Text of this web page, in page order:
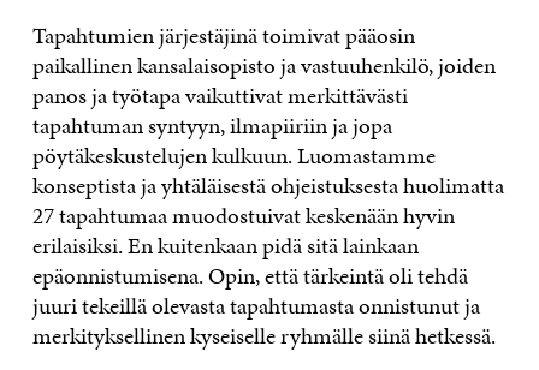
Tapahtumien järjestäjinä toimivat pääosin
paikallinen kansalaisopisto ja vastuuhenkilö, joiden
panos ja työtapa vaikuttivat merkittävästi
tapahtuman syntyyn, ilmapiiriin ja jopa
pöytäkeskustelujen kulkuun. Luomastamme
konseptista ja yhtäläisestä ohjeistuksesta huolimatta
27 tapahtumaa muodostuivat keskenään hyvin
erilaisiksi. En kuitenkaan pidä sitä lainkaan
epäonnistumisena. Opin, että tärkeintä oli tehdä
juuri tekeillä olevasta tapahtumasta onnistunut ja
merkityksellinen kyseiselle ryhmälle siinä hetkessä.